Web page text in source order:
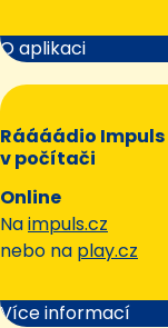
O aplikaci
Ráááádio Impuls
v počítači
Online
Naimpuls.cz
nebo na play.cz
Více informací